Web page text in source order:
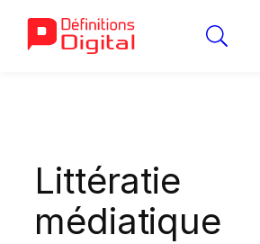
Littératie
médiatique